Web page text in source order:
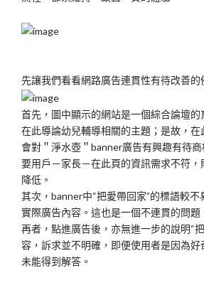
先讓我們看看網路廣告連貫性有待改善的
首先，圖中顯示的網站是一個綜合論壇
在此導論幼兒輔導相關的主題；是故，
會對＂淨水壺＂banner廣告有興趣有待
要用戶－家長－在此頁的資訊需求不符，
降低。
其次，banner中“把愛帶回家”的標語較
實際廣告內容。這也是一個不連貫的問題
再者，點進廣告後，亦無進一步的說明“
容，訴求並不明確，即便使用者是因為
未能得到解答。